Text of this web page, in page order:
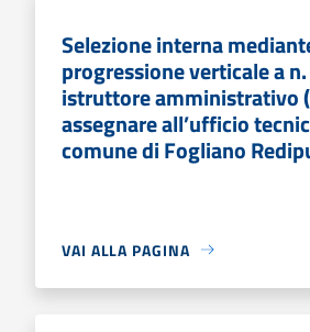
Selezione interna
progressione verticale a
istruttore amministrativo
assegnare all’ufficio
comune di Fogliano
VAI ALLA PAGINA